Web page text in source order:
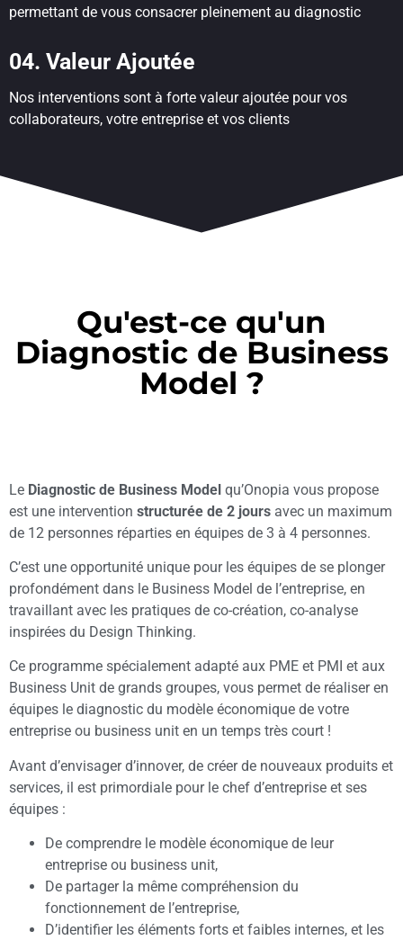
permettant de vous consacrer pleinement au diagnostic
04. Valeur Ajoutée
Nos interventions sont à forte valeur ajoutée pour vos
collaborateurs, votre entreprise et vos clients
Qu'est-ce qu'un
Diagnostic de Business
Model ?
Le Diagnostic de Business Model qu’Onopia vous propose
est une intervention structurée de 2 jours avec un maximum
de 12 personnes réparties en équipes de 3 à 4 personnes.
C’est une opportunité unique pour les équipes de se plonger
profondément dans le Business Model de l’entreprise, en
travaillant avec les pratiques de co-création, co-analyse
inspirées du Design Thinking.
Ce programme spécialement adapté aux PME et PMI et aux
Business Unit de grands groupes, vous permet de réaliser en
équipes le diagnostic du modèle économique de votre
entreprise ou business unit en un temps très court !
Avant d’envisager d’innover, de créer de nouveaux produits et
services, il est primordiale pour le chef d’entreprise et ses
équipes :
De comprendre le modèle économique de leur
entreprise ou business unit,
De partager la même compréhension du
fonctionnement de l’entreprise,
D’identifier les éléments forts et faibles internes, et les